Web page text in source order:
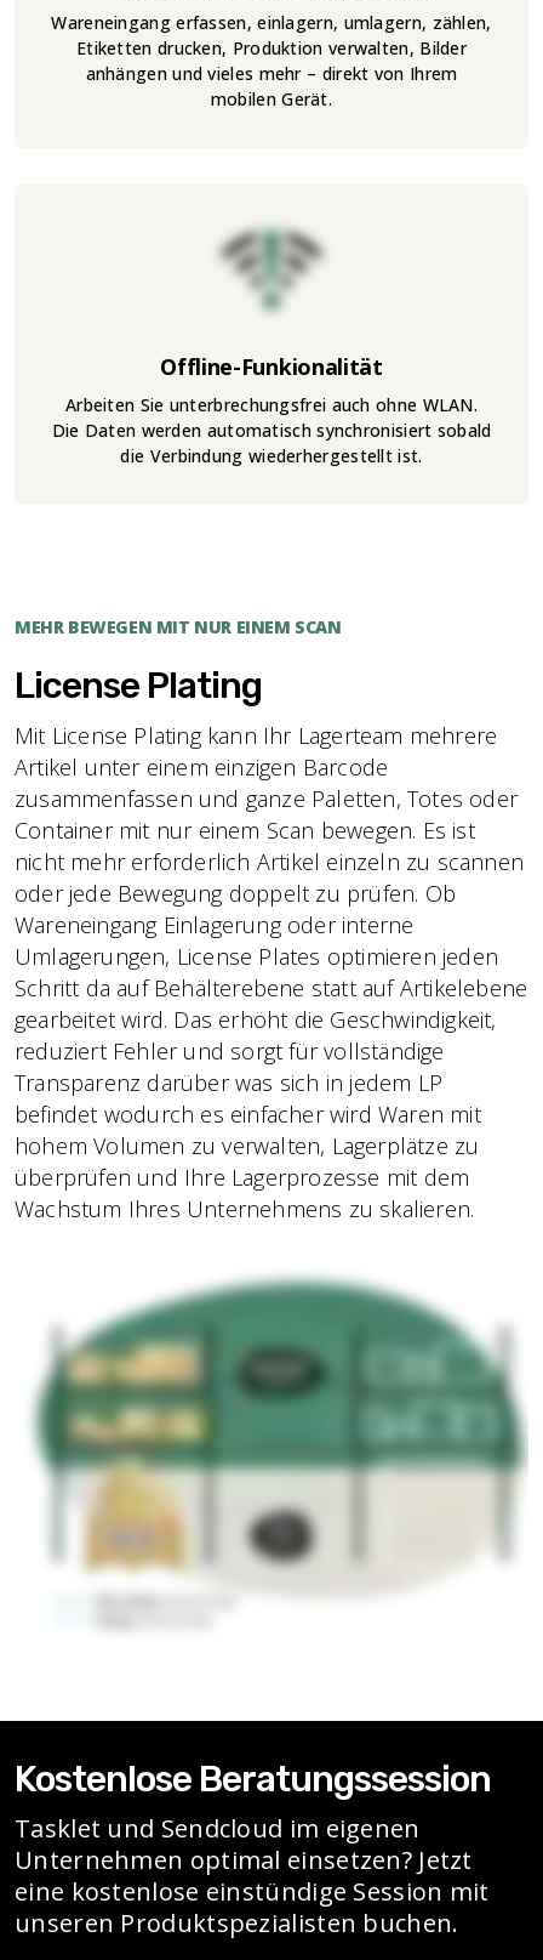
Wareneingang erfassen, einlagern, umlagern, zählen,
Etiketten drucken, Produktion verwalten, Bilder
anhängen und vieles mehr – direkt von Ihrem
mobilen Gerät.
Offline-Funkionalität
Arbeiten Sie unterbrechungsfrei auch ohne WLAN.
Die Daten werden automatisch synchronisiert sobald
die Verbindung wiederhergestellt ist.
MEHR BEWEGEN MIT NUR EINEM SCAN
License Plating
Mit License Plating kann Ihr Lagerteam mehrere
Artikel unter einem einzigen Barcode
zusammenfassen und ganze Paletten, Totes oder
Container mit nur einem Scan bewegen. Es ist
nicht mehr erforderlich Artikel einzeln zu scannen
oder jede Bewegung doppelt zu prüfen. Ob
Wareneingang Einlagerung oder interne
Umlagerungen, License Plates optimieren jeden
Schritt da auf Behälterebene statt auf Artikelebene
gearbeitet wird. Das erhöht die Geschwindigkeit,
reduziert Fehler und sorgt für vollständige
Transparenz darüber was sich in jedem LP
befindet wodurch es einfacher wird Waren mit
hohem Volumen zu verwalten, Lagerplätze zu
überprüfen und Ihre Lagerprozesse mit dem
Wachstum Ihres Unternehmens zu skalieren.
Kostenlose Beratungssession
Tasklet und Sendcloud im eigenen
Unternehmen optimal einsetzen? Jetzt
eine kostenlose einstündige Session mit
unseren Produktspezialisten buchen.